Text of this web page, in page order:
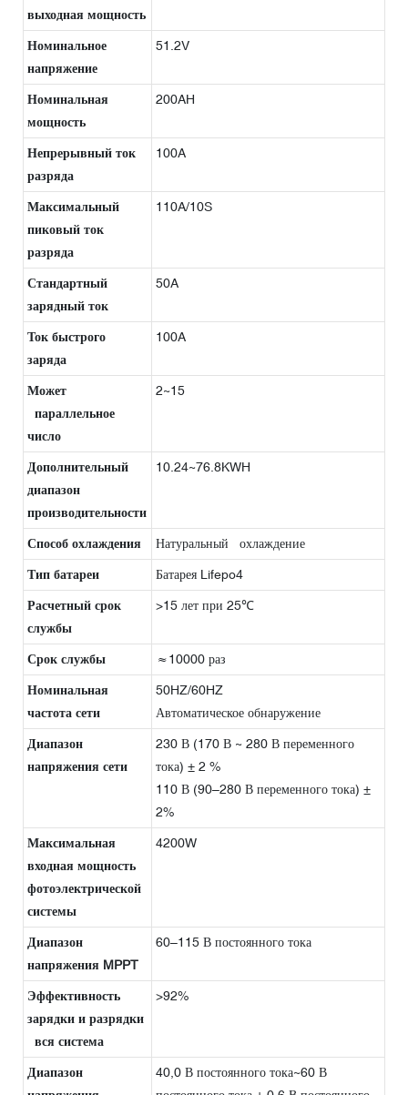
выходная мощность
Номинальное
напряжение
51.2V
Номинальная
мощность
200AH
Непрерывный ток
разряда
100A
Максимальный
пиковый ток
разряда
110A/10S
Стандартный
зарядный ток
50A
Ток быстрого
заряда
100A
Может
параллельное
число
2~15
Дополнительный
диапазон
производительности
10.24~76.8KWH
Способ охлаждения Натуральный охлаждение
Тип батареи Батарея Lifepo4
Расчетный срок
службы
>15 лет при 25℃
Срок службы ≈10000 раз
Номинальная
частота сети
50HZ/60HZ
Автоматическое обнаружение
Диапазон
напряжения сети
230 В (170 В ~ 280 В переменного
тока) ± 2 %
110 В (90–280 В переменного тока) ±
2%
Максимальная
входная мощность
фотоэлектрической
системы
4200W
Диапазон
напряжения MPPT
60–115 В постоянного тока
Эффективность
зарядки и разрядки
вся система
>92%
Диапазон
40,0 В постоянного тока~60 В